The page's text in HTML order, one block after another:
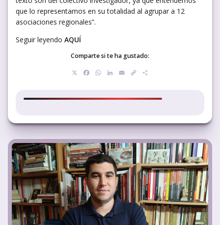
que lo representamos en su totalidad al agrupar a 12
asociaciones regionales”.
Seguir leyendo AQUÍ
Comparte si te ha gustado:
Facebook
WhatsApp
LinkedIn
EmailCopy